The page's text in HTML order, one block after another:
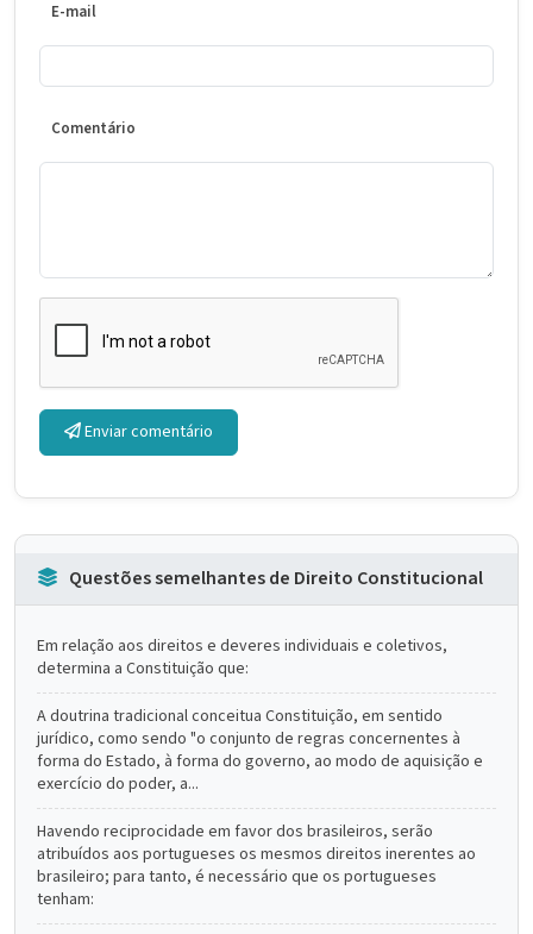
E-mail
Comentário
Enviar comentário
Questões semelhantes de Direito Constitucional
Em relação aos direitos e deveres individuais e coletivos,
determina a Constituição que:
A doutrina tradicional conceitua Constituição, em sentido
jurídico, como sendo "o conjunto de regras concernentes à
forma do Estado, à forma do governo, ao modo de aquisição e
exercício do poder, a...
Havendo reciprocidade em favor dos brasileiros, serão
atribuídos aos portugueses os mesmos direitos inerentes ao
brasileiro; para tanto, é necessário que os portugueses
tenham: